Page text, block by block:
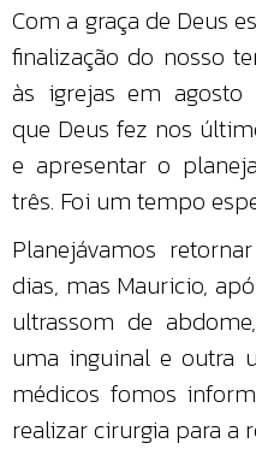
Com a graça de Deus
finalização do nosso
às igrejas em
que Deus fez nos
e apresentar o
três. Foi um tempo
Planejávamos
dias, mas Mauricio,
ultrassom de
uma inguinal e outra
médicos fomos
realizar cirurgia para a